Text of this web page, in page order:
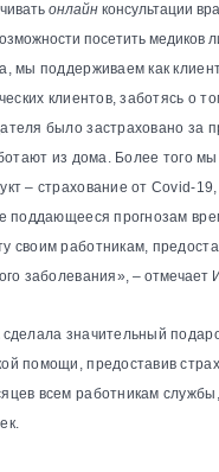
онлайн консультации
посетить медиков
мы поддерживаем как
клиентов, заботясь о
было застраховано за
из дома. Более того
– страхование от Covid-
поддающееся прогнозам
своим работникам,
заболевания», – отмечает
значительный
помощи, предоставив
всем работникам